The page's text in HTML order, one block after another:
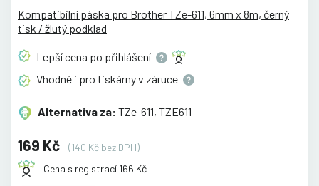
Kompatibilní páska pro Brother TZe-611, 6mm x 8m, černý
tisk / žlutý podklad
Lepší cena po přihlášení
Vhodné i pro tiskárny v záruce
Alternativa za: TZe-611, TZE611
169 Kč
(140 Kč bez DPH)
Cena s registrací 166 Kč